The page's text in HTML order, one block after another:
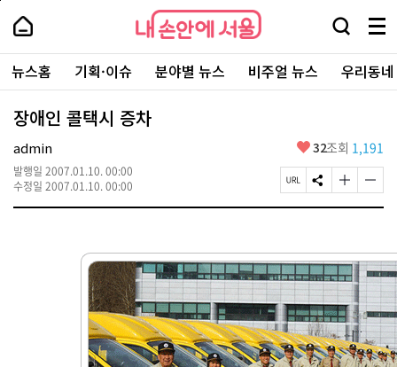
본
로
가
내
손
안
에
서
울
-
서
울
시
대
표
소
내
손
에
울
검
창
열
기
메
뉴
전
체
보
주
요
서
뉴스홈 기획·이슈 분야별 뉴스 비주얼 뉴스 우리동
장애인 콜택시 증차
admin
발행일 2007.01.10. 00:00
수정일 2007.01.10. 00:00
좋
요
32조회 1,191
페
이
L
복
사
S
N
하
기
글
자
게
변
경
하
기
글
자
게
변
경
하
기
페
상
단
로